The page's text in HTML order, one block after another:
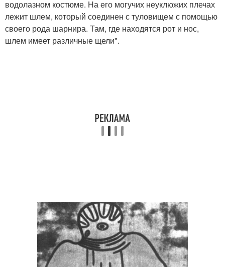
водолазном костюме. На его могучих неуклюжих плечах
лежит шлем, который соединен с туловищем с помощью
своего рода шарнира. Там, где находятся рот и нос,
шлем имеет различные щели".